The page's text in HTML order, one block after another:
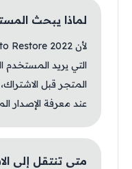
لماذا يبحث
التي يريد المستخدم
المتجر قبل
عند معرفة الإصدار
متى تنتقل إلى